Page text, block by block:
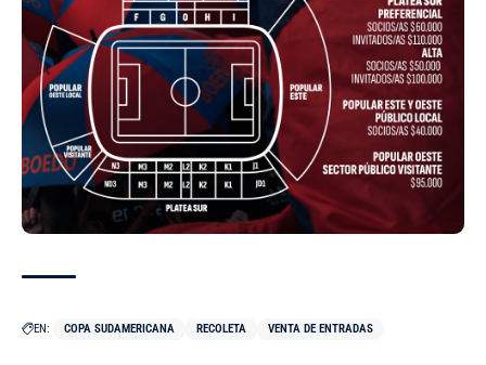
EN: COPA SUDAMERICANA RECOLETA VENTA DE ENTRADAS